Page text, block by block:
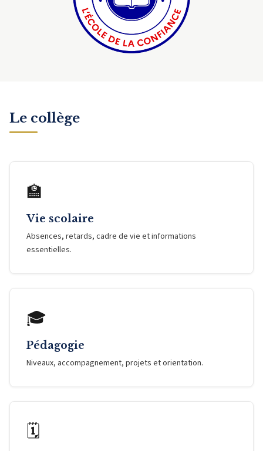
Le collège
🏫
Vie scolaire
Absences, retards, cadre de vie et informations
essentielles.
🎓
Pédagogie
Niveaux, accompagnement, projets et orientation.
🗓️